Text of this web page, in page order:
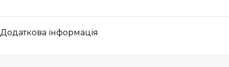
Додаткова інформація